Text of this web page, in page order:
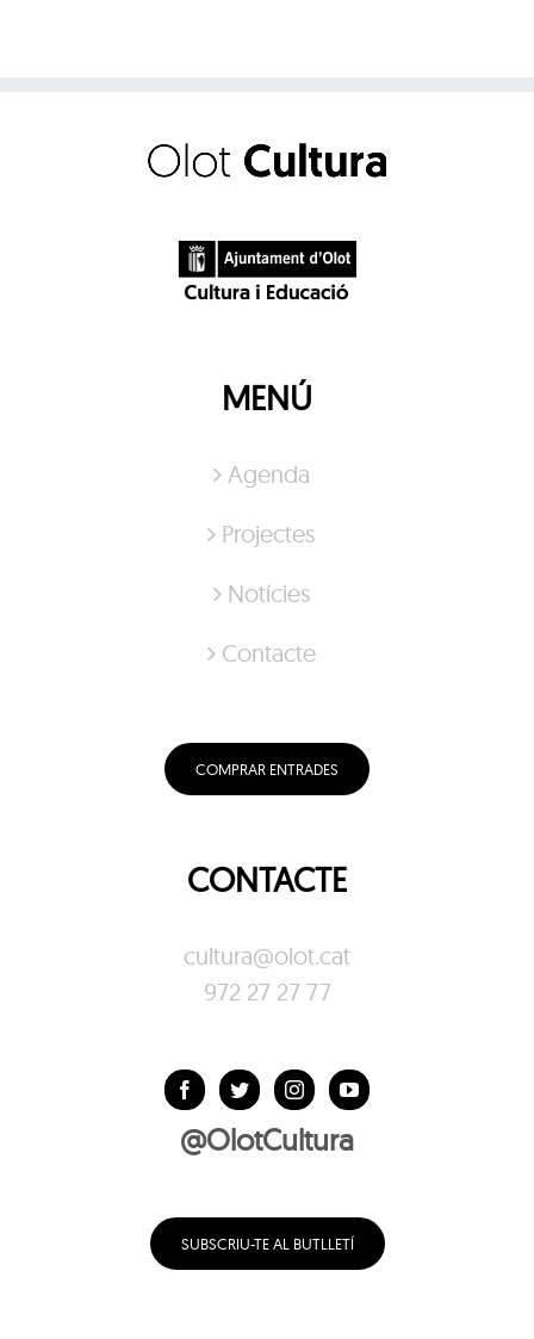
MENÚ
Agenda
Projectes
Notícies
Contacte
COMPRAR ENTRADES
CONTACTE
cultura@olot.cat
972 27 27 77
@OlotCultura
SUBSCRIU-TE AL BUTLLETÍ